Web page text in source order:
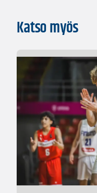
Katso myös